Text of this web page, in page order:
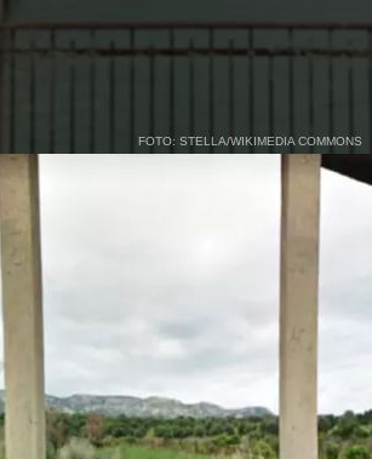
FOTO: STELLA/WIKIMEDIA COMMONS